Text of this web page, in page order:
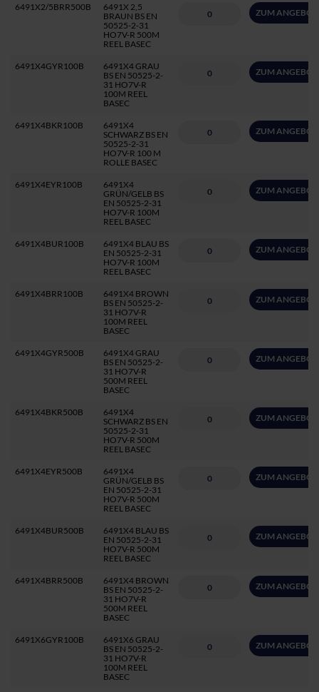
6491X2/5BRR500B
6491X 2,5
BRAUN BS EN
50525-2-31
HO7V-R 500M
REEL BASEC
ZUM
6491X4GYR100B
6491X4 GRAU
BS EN 50525-2-
31 HO7V-R
100M REEL
BASEC
ZUM
6491X4BKR100B
6491X4
SCHWARZ BS EN
50525-2-31
HO7V-R 100 M
ROLLE BASEC
ZUM
6491X4EYR100B
6491X4
GRÜN/GELB BS
EN 50525-2-31
HO7V-R 100M
REEL BASEC
ZUM
6491X4BUR100B
6491X4 BLAU BS
EN 50525-2-31
HO7V-R 100M
REEL BASEC
ZUM
6491X4BRR100B
6491X4 BROWN
BS EN 50525-2-
31 HO7V-R
100M REEL
BASEC
ZUM
6491X4GYR500B
6491X4 GRAU
BS EN 50525-2-
31 HO7V-R
500M REEL
BASEC
ZUM
6491X4BKR500B
6491X4
SCHWARZ BS EN
50525-2-31
HO7V-R 500M
REEL BASEC
ZUM
6491X4EYR500B
6491X4
GRÜN/GELB BS
EN 50525-2-31
HO7V-R 500M
REEL BASEC
ZUM
6491X4BUR500B
6491X4 BLAU BS
EN 50525-2-31
HO7V-R 500M
REEL BASEC
ZUM
6491X4BRR500B
6491X4 BROWN
BS EN 50525-2-
31 HO7V-R
500M REEL
BASEC
ZUM
6491X6GYR100B
6491X6 GRAU
BS EN 50525-2-
31 HO7V-R
100M REEL
BASEC
ZUM